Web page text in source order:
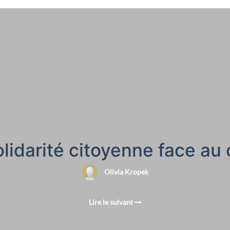
citoyenne face au
Olivia Kropek
Lire le suivant